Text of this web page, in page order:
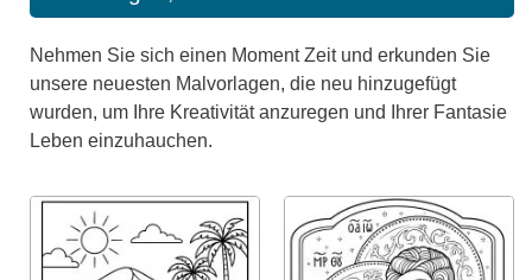
Nehmen Sie sich einen Moment Zeit und erkunden Sie
unsere neuesten Malvorlagen, die neu hinzugefügt
wurden, um Ihre Kreativität anzuregen und Ihrer Fantasie
Leben einzuhauchen.